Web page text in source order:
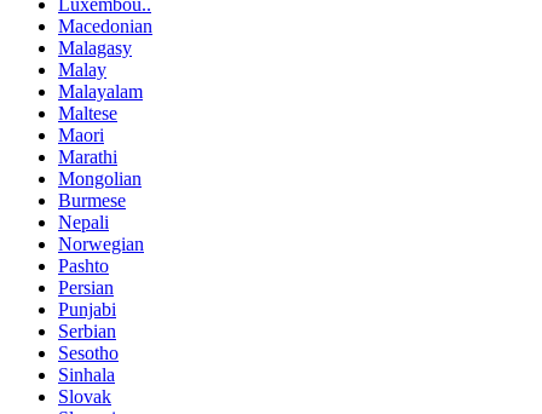
Luxembou..
Macedonian
Malagasy
Malay
Malayalam
Maltese
Maori
Marathi
Mongolian
Burmese
Nepali
Norwegian
Pashto
Persian
Punjabi
Serbian
Sesotho
Sinhala
Slovak